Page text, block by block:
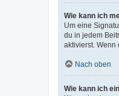
Wie kann ich
Um eine
du in jedem
aktivierst. Wenn
Nach oben
Wie kann ich